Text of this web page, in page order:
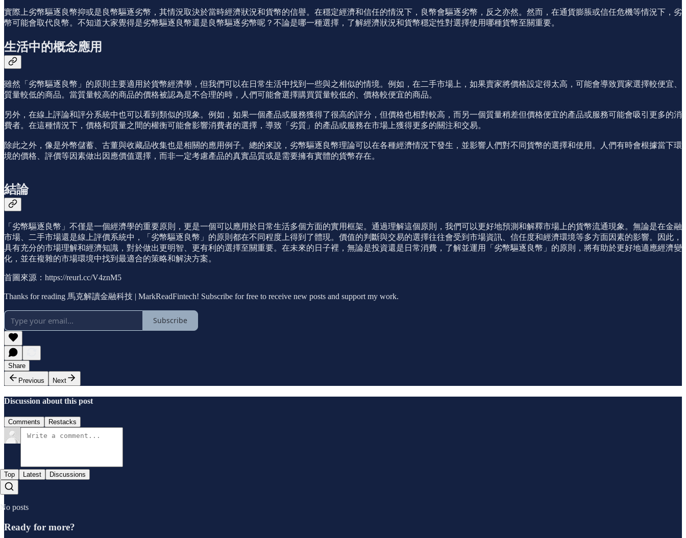
實際上劣幣驅逐良幣抑或是良幣驅逐劣幣，其情況取決於當時經濟狀況和貨幣的信譽。在穩定經濟和信任的情況下，良幣會驅逐劣幣，反之亦然。然而，在通貨膨脹或信任危機等情況下，劣
幣可能會取代良幣。不知道大家覺得是劣幣驅逐良幣還是良幣驅逐劣幣呢？不論是哪一種選擇，了解經濟狀況和貨幣穩定性對選擇使用哪種貨幣至關重要。
生活中的概念應用
雖然「劣幣驅逐良幣」的原則主要適用於貨幣經濟學，但我們可以在日常生活中找到一些與之相似的情境。例如，在二手市場上，如果賣家將價格設定得太高，可能會導致買家選擇較便宜、
質量較低的商品。當質量較高的商品的價格被認為是不合理的時，人們可能會選擇購買質量較低的、價格較便宜的商品。
另外，在線上評論和評分系統中也可以看到類似的現象。例如，如果一個產品或服務獲得了很高的評分，但價格也相對較高，而另一個質量稍差但價格便宜的產品或服務可能會吸引更多的消
費者。在這種情況下，價格和質量之間的權衡可能會影響消費者的選擇，導致「劣質」的產品或服務在市場上獲得更多的關注和交易。
除此之外，像是外幣儲蓄、古董與收藏品收集也是相關的應用例子。總的來說，劣幣驅逐良幣理論可以在各種經濟情況下發生，並影響人們對不同貨幣的選擇和使用。人們有時會根據當下環
境的價格、評價等因素做出因應價值選擇，而非一定考慮產品的真實品質或是需要擁有實體的貨幣存在。
結論
「劣幣驅逐良幣」不僅是一個經濟學的重要原則，更是一個可以應用於日常生活多個方面的實用框架。通過理解這個原則，我們可以更好地預測和解釋市場上的貨幣流通現象。無論是在金融
市場、二手市場還是線上評價系統中，「劣幣驅逐良幣」的原則都在不同程度上得到了體現。價值的判斷與交易的選擇往往會受到市場資訊、信任度和經濟環境等多方面因素的影響。因此，
具有充分的市場理解和經濟知識，對於做出更明智、更有利的選擇至關重要。在未來的日子裡，無論是投資還是日常消費，了解並運用「劣幣驅逐良幣」的原則，將有助於更好地適應經濟變
化，並在複雜的市場環境中找到最適合的策略和解決方案。
首圖來源：https://reurl.cc/V4znM5
Thanks for reading 馬克解讀金融科技 | MarkReadFintech! Subscribe for free to receive new posts and support my work.
Subscribe
Share
Previous
Next
Discussion about this post
Comments Restacks
Top Latest Discussions
No posts
Ready for more?